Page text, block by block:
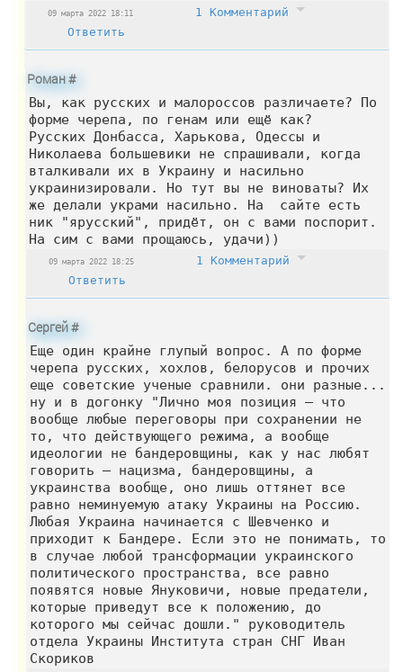
09 марта 2022 18:11
1 Комментарий
Ответить
Роман#
Вы, как русских и малороссов различаете? По
форме черепа, по генам или ещё как?
Русских Донбасса, Харькова, Одессы и
Николаева большевики не спрашивали, когда
вталкивали их в Украину и насильно
украинизировали. Но тут вы не виноваты? Их
же делали украми насильно. На сайте есть
ник "ярусский", придёт, он с вами поспорит.
На сим с вами прощаюсь, удачи))
09 марта 2022 18:25
1 Комментарий
Ответить
Сергей#
Еще один крайне глупый вопрос. А по форме
черепа русских, хохлов, белорусов и прочих
еще советские ученые сравнили. они разные...
ну и в догонку "Лично моя позиция – что
вообще любые переговоры при сохранении не
то, что действующего режима, а вообще
идеологии не бандеровщины, как у нас любят
говорить – нацизма, бандеровщины, а
украинства вообще, оно лишь оттянет все
равно неминуемую атаку Украины на Россию.
Любая Украина начинается с Шевченко и
приходит к Бандере. Если это не понимать, то
в случае любой трансформации украинского
политического пространства, все равно
появятся новые Януковичи, новые предатели,
которые приведут все к положению, до
которого мы сейчас дошли." руководитель
отдела Украины Института стран СНГ Иван
Скориков